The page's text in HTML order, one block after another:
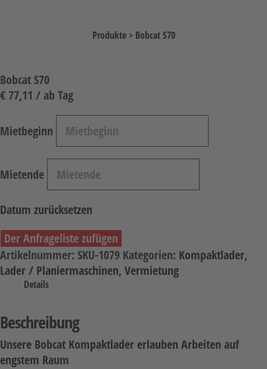
Miniraupenkrane
Raupentransporter / Dumper
Verdichtung
Sägen, Trennen
Oberflächenbearbeitung
Schrauben, Bohren
Produkte> Bobcat S70
Bobcat S70
€ 77,11 / ab Tag
Mietbeginn
Mietende
Datum zurücksetzen
Der Anfrageliste zufügen
Artikelnummer: SKU-1079 Kategorien: Kompaktlader,
Lader / Planiermaschinen, Vermietung
Details
Beschreibung
Unsere Bobcat Kompaktlader erlauben Arbeiten auf
engstem Raum